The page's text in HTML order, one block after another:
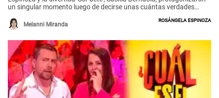
un singular momento luego de decirse unas cuántas verdades
delante de todos los presentes. Mira aquí la insólita escena.
Melanni Miranda
Rosángela Espinoza